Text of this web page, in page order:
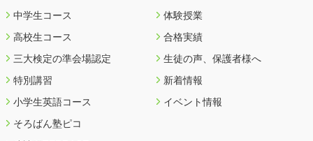
中学生コース
高校生コース
三大検定の準会場認定
特別講習
小学生英語コース
そろばん塾ピコ
体験授業
合格実績
生徒の声、保護者様へ
新着情報
イベント情報